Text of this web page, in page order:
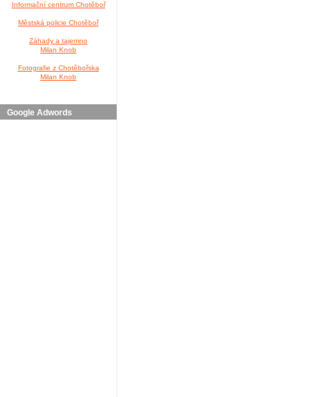
Informační centrum Chotěboř
Městská policie Chotěboř
Záhady a tajemno
Milan Knob
Fotografie z Chotěbořska
Milan Knob
Google Adwords